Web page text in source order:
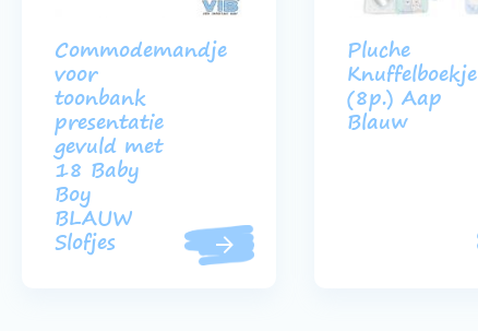
Commodemandje
voor
toonbank
presentatie
gevuld met
18 Baby
Boy
BLAUW
Slofjes
Pluche
Knuffelboekje
(8p.) Aap
Blauw